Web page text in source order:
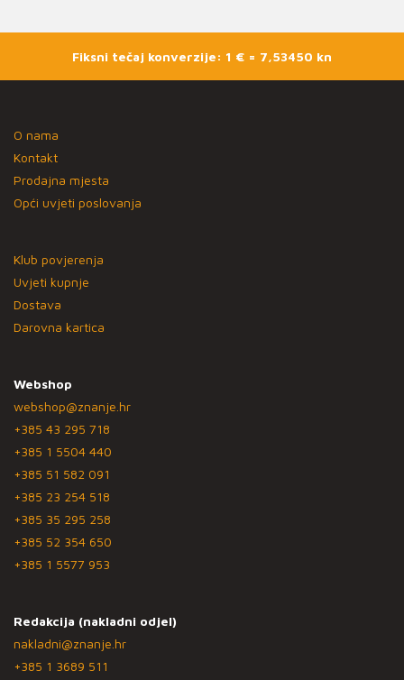
Fiksni tečaj konverzije: 1 € = 7,53450 kn
O nama
Kontakt
Prodajna mjesta
Opći uvjeti poslovanja
Klub povjerenja
Uvjeti kupnje
Dostava
Darovna kartica
Webshop
webshop@znanje.hr
+385 43 295 718
+385 1 5504 440
+385 51 582 091
+385 23 254 518
+385 35 295 258
+385 52 354 650
+385 1 5577 953
Redakcija (nakladni odjel)
nakladni@znanje.hr
+385 1 3689 511